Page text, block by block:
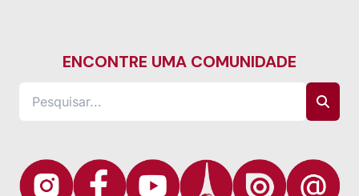
ENCONTRE UMA COMUNIDADE